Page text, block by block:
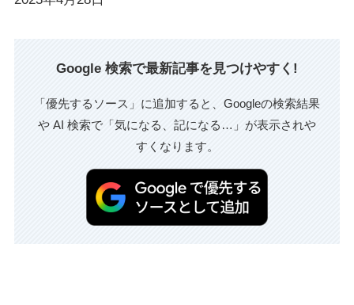
Google 検索で最新記事を見つけやすく!
「優先するソース」に追加すると、Googleの検索結果
や AI 検索で「気になる、記になる…」が表示されや
すくなります。